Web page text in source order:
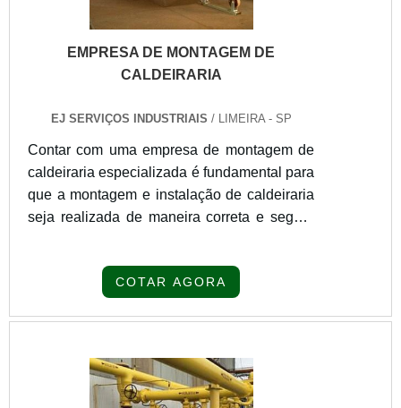
EMPRESA DE MONTAGEM DE
CALDEIRARIA
EJ SERVIÇOS INDUSTRIAIS / LIMEIRA - SP
Contar com uma empresa de montagem de
caldeiraria especializada é fundamental para
que a montagem e instalação de caldeiraria
seja realizada de maneira correta e segura
diversos segmentos. Além da atuação de
experiente no setor é responsável para
assegurar que o desempenho da estrutura
COTAR AGORA